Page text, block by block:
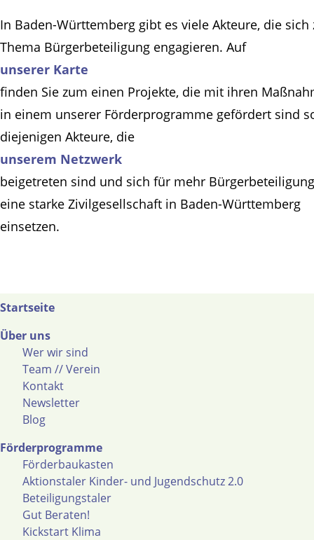
In Baden-Württemberg gibt es viele Akteure, die sich
Thema Bürgerbeteiligung engagieren. Auf
unserer Karte
finden Sie zum einen Projekte, die mit ihren
in einem unserer Förderprogramme gefördert sind
diejenigen Akteure, die
unserem Netzwerk
beigetreten sind und sich für mehr
eine starke Zivilgesellschaft in Baden-Württemberg
einsetzen.
Startseite
Über uns
Wer wir sind
Team // Verein
Kontakt
Newsletter
Blog
Förderprogramme
Förderbaukasten
Aktionstaler Kinder- und Jugendschutz 2.0
Beteiligungstaler
Gut Beraten!
Kickstart Klima